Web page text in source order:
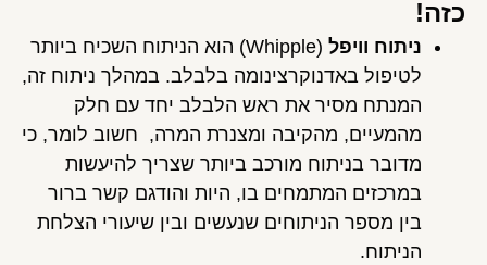
כזה!
ניתוח וויפל (Whipple)
הוא הניתוח השכיח ביותר
לטיפול באדנוקרצינומה בלבלב. במהלך ניתוח זה,
המנתח מסיר את ראש הלבלב יחד עם חלק
מהמעיים, מהקיבה ומצנרת המרה, חשוב לומר, כי
מדובר בניתוח מורכב ביותר שצריך להיעשות
במרכזים המתמחים בו, היות והודגם קשר ברור
בין מספר הניתוחים שנעשים ובין שיעורי הצלחת
הניתוח.